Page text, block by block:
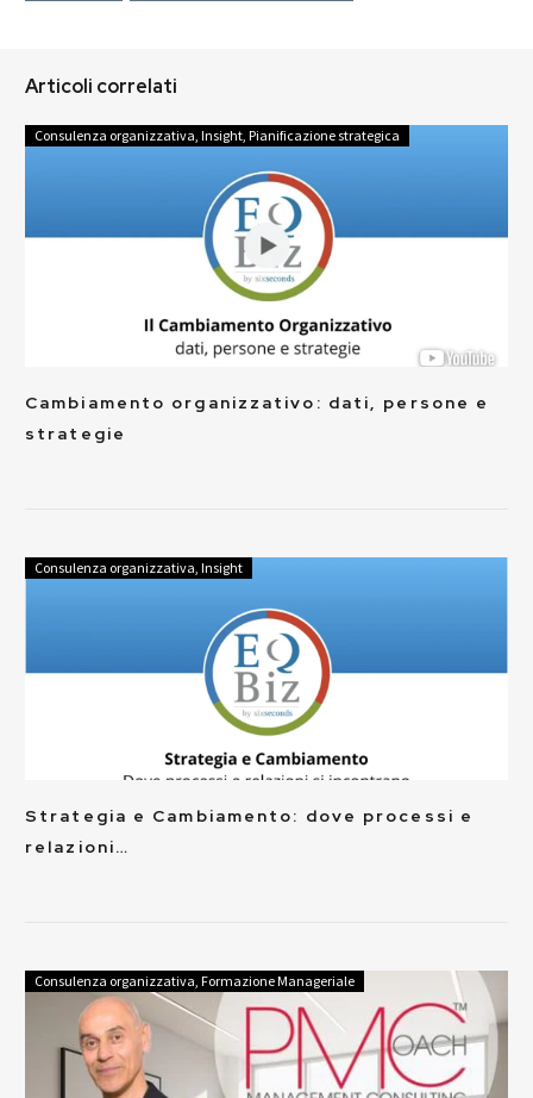
Articoli correlati
Consulenza organizzativa Insight Pianificazione strategica
Cambiamento organizzativo: dati, persone e
strategie
Consulenza organizzativa Insight
Strategia e Cambiamento: dove processi e
relazioni…
Consulenza organizzativa Formazione Manageriale